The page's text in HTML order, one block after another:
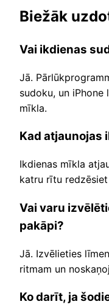
Biežāk
Vai ikdienas
Jā.
sudoku, un
mīkla.
Kad atjaunojas
Ikdienas mīkla
katru rītu
Vai varu
pakāpi?
Jā. Izvēlieties
ritmam un
Ko darīt, ja